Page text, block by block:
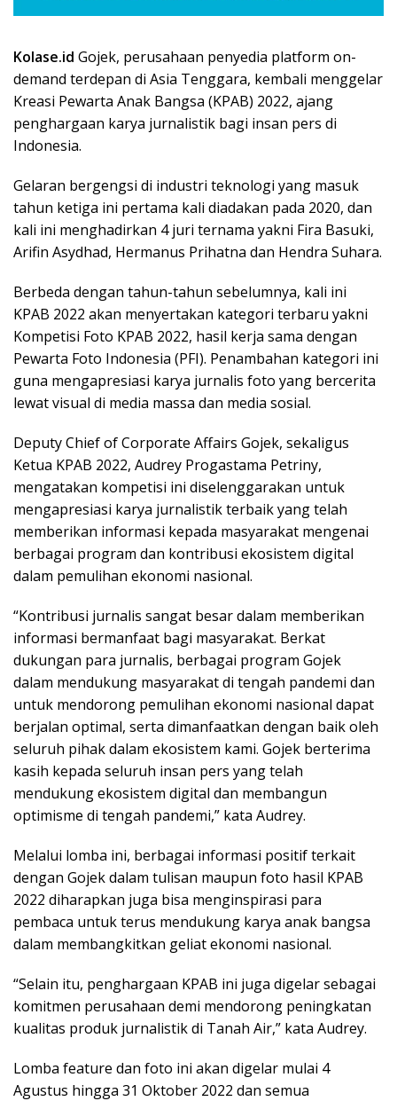
Kolase.id Gojek, perusahaan penyedia platform on-
demand terdepan di Asia Tenggara, kembali menggelar
Kreasi Pewarta Anak Bangsa (KPAB) 2022, ajang
penghargaan karya jurnalistik bagi insan pers di
Indonesia.
Gelaran bergengsi di industri teknologi yang masuk
tahun ketiga ini pertama kali diadakan pada 2020, dan
kali ini menghadirkan 4 juri ternama yakni Fira Basuki,
Arifin Asydhad, Hermanus Prihatna dan Hendra Suhara.
Berbeda dengan tahun-tahun sebelumnya, kali ini
KPAB 2022 akan menyertakan kategori terbaru yakni
Kompetisi Foto KPAB 2022, hasil kerja sama dengan
Pewarta Foto Indonesia (PFI). Penambahan kategori ini
guna mengapresiasi karya jurnalis foto yang bercerita
lewat visual di media massa dan media sosial.
Deputy Chief of Corporate Affairs Gojek, sekaligus
Ketua KPAB 2022, Audrey Progastama Petriny,
mengatakan kompetisi ini diselenggarakan untuk
mengapresiasi karya jurnalistik terbaik yang telah
memberikan informasi kepada masyarakat mengenai
berbagai program dan kontribusi ekosistem digital
dalam pemulihan ekonomi nasional.
“Kontribusi jurnalis sangat besar dalam memberikan
informasi bermanfaat bagi masyarakat. Berkat
dukungan para jurnalis, berbagai program Gojek
dalam mendukung masyarakat di tengah pandemi dan
untuk mendorong pemulihan ekonomi nasional dapat
berjalan optimal, serta dimanfaatkan dengan baik oleh
seluruh pihak dalam ekosistem kami. Gojek berterima
kasih kepada seluruh insan pers yang telah
mendukung ekosistem digital dan membangun
optimisme di tengah pandemi,” kata Audrey.
Melalui lomba ini, berbagai informasi positif terkait
dengan Gojek dalam tulisan maupun foto hasil KPAB
2022 diharapkan juga bisa menginspirasi para
pembaca untuk terus mendukung karya anak bangsa
dalam membangkitkan geliat ekonomi nasional.
“Selain itu, penghargaan KPAB ini juga digelar sebagai
komitmen perusahaan demi mendorong peningkatan
kualitas produk jurnalistik di Tanah Air,” kata Audrey.
Lomba feature dan foto ini akan digelar mulai 4
Agustus hingga 31 Oktober 2022 dan semua